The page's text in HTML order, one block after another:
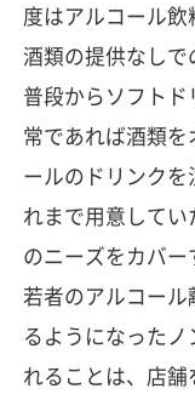
度はアルコール飲
酒類の提供なしで
普段からソフト
常であれば酒類
ールのドリンク
れまで用意して
のニーズをカバー
若者のアルコー
るようになった
れることは、店